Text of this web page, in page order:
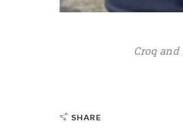
Croq and
SHARE